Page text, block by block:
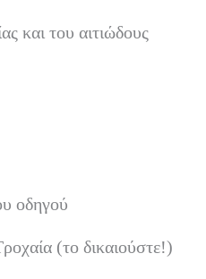
και του αιτιώδους
οδηγού
(το δικαιούστε!)